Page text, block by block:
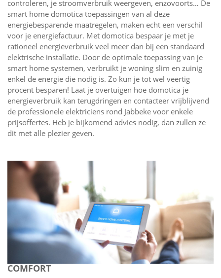
controleren, je stroomverbruik weergeven, enzovoorts… De
smart home domotica toepassingen van al deze
energiebesparende maatregelen, maken echt een verschil
voor je energiefactuur. Met domotica bespaar je met je
rationeel energieverbruik veel meer dan bij een standaard
elektrische installatie. Door de optimale toepassing van je
smart home systemen, verbruikt je woning slim en zuinig
enkel de energie die nodig is. Zo kun je tot wel veertig
procent besparen! Laat je overtuigen hoe domotica je
energieverbruik kan terugdringen en contacteer vrijblijvend
de professionele elektriciens rond Jabbeke voor enkele
prijsoffertes. Heb je bijkomend advies nodig, dan zullen ze
dit met alle plezier geven.
COMFORT